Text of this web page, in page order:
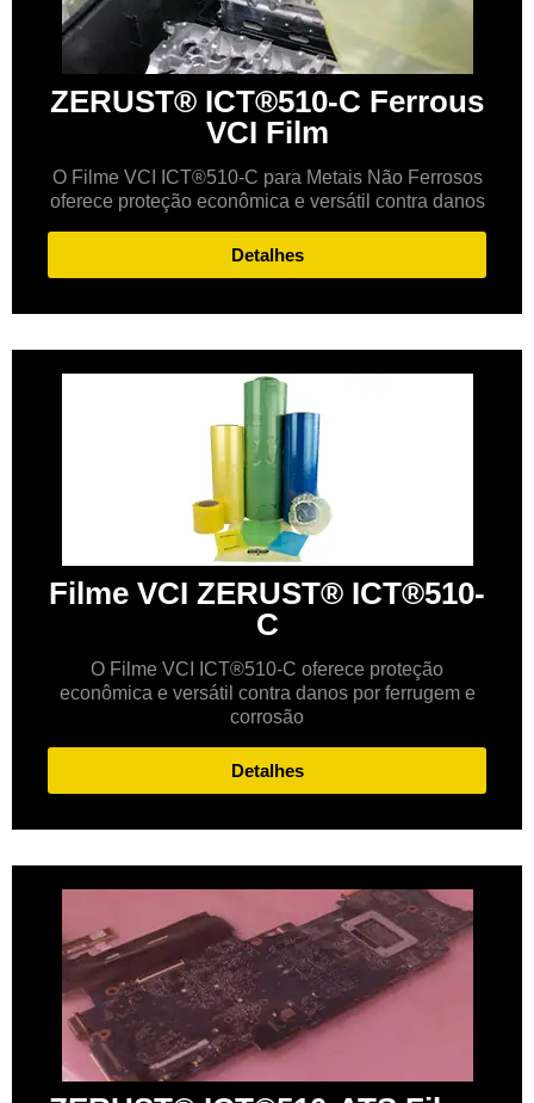
ZERUST® ICT®510-C Ferrous
VCI Film
O Filme VCI ICT®510-C para Metais Não Ferrosos
oferece proteção econômica e versátil contra danos
Detalhes
Filme VCI ZERUST® ICT®510-
C
O Filme VCI ICT®510-C oferece proteção
econômica e versátil contra danos por ferrugem e
corrosão
Detalhes